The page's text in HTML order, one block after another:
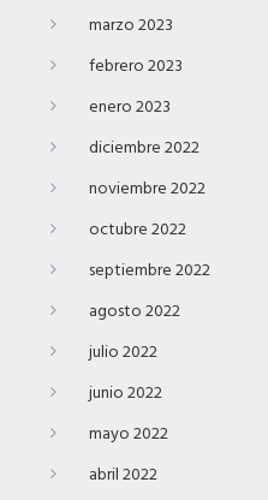
marzo 2023
febrero 2023
enero 2023
diciembre 2022
noviembre 2022
octubre 2022
septiembre 2022
agosto 2022
julio 2022
junio 2022
mayo 2022
abril 2022